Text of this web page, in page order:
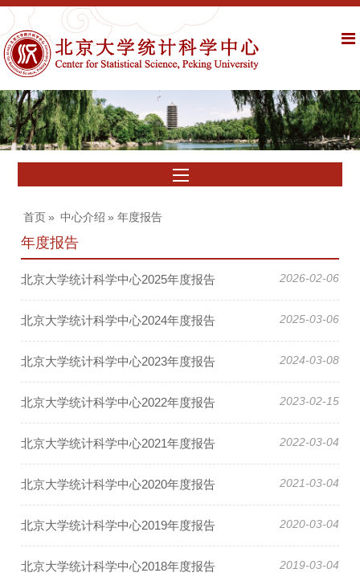
首页 » 中心介绍 » 年度报告
年度报告
2026-02-06
北京大学统计科学中心2025年度报告
2025-03-06
北京大学统计科学中心2024年度报告
2024-03-08
北京大学统计科学中心2023年度报告
2023-02-15
北京大学统计科学中心2022年度报告
2022-03-04
北京大学统计科学中心2021年度报告
2021-03-04
北京大学统计科学中心2020年度报告
2020-03-04
北京大学统计科学中心2019年度报告
2019-03-04
北京大学统计科学中心2018年度报告